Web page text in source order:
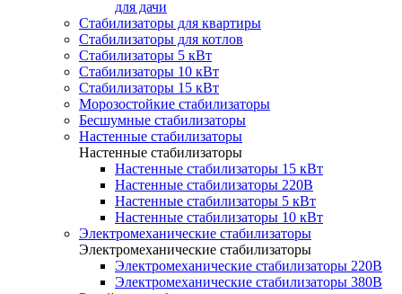
для дачи
Стабилизаторы для квартиры
Стабилизаторы для котлов
Стабилизаторы 5 кВт
Стабилизаторы 10 кВт
Стабилизаторы 15 кВт
Морозостойкие стабилизаторы
Бесшумные стабилизаторы
Настенные стабилизаторы
Настенные стабилизаторы
Настенные стабилизаторы 15 кВт
Настенные стабилизаторы 220В
Настенные стабилизаторы 5 кВт
Настенные стабилизаторы 10 кВт
Электромеханические стабилизаторы
Электромеханические стабилизаторы
Электромеханические стабилизаторы 220В
Электромеханические стабилизаторы 380В